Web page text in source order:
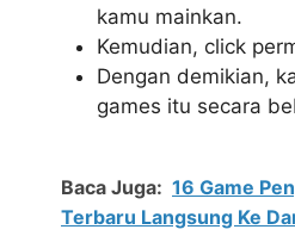
kamu mainkan.
Kemudian, click
Dengan demikian,
games itu secara
Baca Juga: 16 Game
Terbaru Langsung Ke